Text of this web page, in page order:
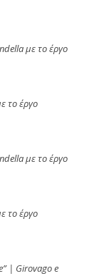
με το έργο
το έργο
με το έργο
το έργο
| Girovago e